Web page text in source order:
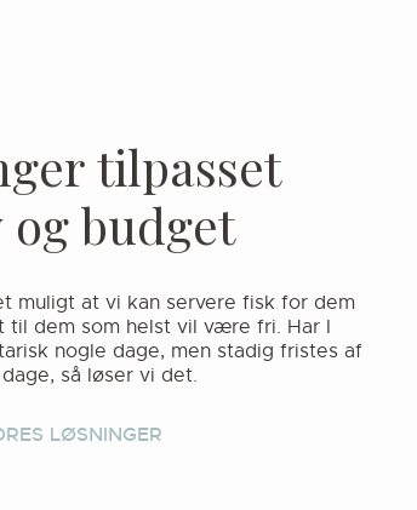
gertilpasset
ogbudget
muligt at vi kan servere fisk for dem
dem som helst vil være fri. Har I
nogle dage, men stadig fristes af
så løser vi det.
LØSNINGER